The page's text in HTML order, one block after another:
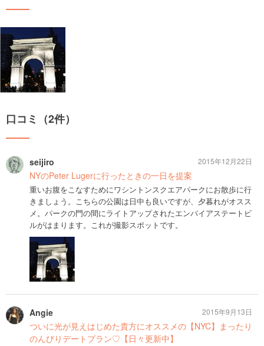
口コミ（2件）
seijiro
NYのPeter Lugerに行ったときの一日を提案
重いお腹をこなすためにワシントンスクエアパークにお散歩に行
きましょう。こちらの公園は日中も良いですが、夕暮れがオスス
メ。パークの門の間にライトアップされたエンパイアステートビ
ルがはまります。これが撮影スポットです。
2015年12月22日
Angie
ついに光が見えはじめた貴方にオススメの【NYC】まったり
のんびりデートプラン♡【日々更新中】
2015年9月13日